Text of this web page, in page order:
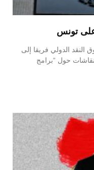
على تونس
سيرسل صندوق النقد الدولي فريقا إلى
حول “برامج